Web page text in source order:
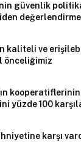
güvenlik
kaliteli ve
önceliğimiz
kooperatiflerinin
yüzde 100
karşı